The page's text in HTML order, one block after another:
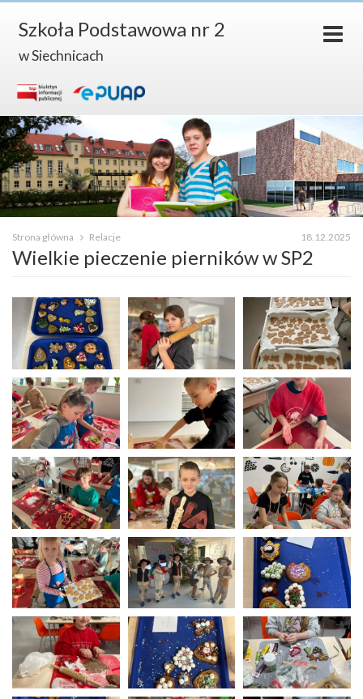
Szkoła Podstawowa nr 2
w Siechnicach
18.12.2025
Strona główna Relacje
Wielkie pieczenie pierników w SP2